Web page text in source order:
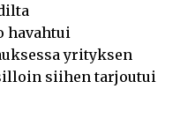
havahtui
yrityksen
siihen tarjoutui